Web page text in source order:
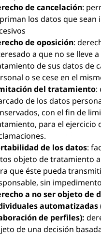
de cancelación:
los datos que sean
de oposición:
a que no se lleve a
de sus datos de
o se cese en el
del tratamiento:
de los datos
con el fin de
para el ejercicio
de los datos:
objeto de tratamiento
que éste pueda
sin
a no ser objeto de
automatizadas
de perfiles):
de una decisión